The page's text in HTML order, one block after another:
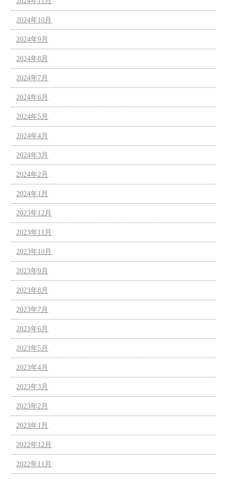
2024年10月
2024年9月
2024年8月
2024年7月
2024年6月
2024年5月
2024年4月
2024年3月
2024年2月
2024年1月
2023年12月
2023年11月
2023年10月
2023年9月
2023年8月
2023年7月
2023年6月
2023年5月
2023年4月
2023年3月
2023年2月
2023年1月
2022年12月
2022年11月